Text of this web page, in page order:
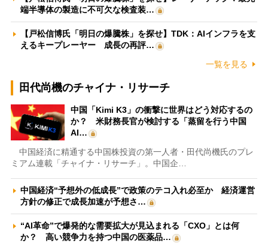
端半導体の製造に不可欠な検査装…
【戸松信博氏「明日の爆騰株」を探せ】TDK：AIインフラを支
えるキープレーヤー 成長の再評…
一覧を見る
田代尚機のチャイナ・リサーチ
中国「Kimi K3」の衝撃に世界はどう対応するの
か？ 米財務長官が検討する「蒸留を行う中国
AI…
中国経済に精通する中国株投資の第一人者・田代尚機氏のプレ
ミアム連載「チャイナ・リサーチ」。中国企…
中国経済“予想外の低成長”で政策のテコ入れ必至か 経済運営
方針の修正で成長加速が予想さ…
“AI革命”で爆発的な需要拡大が見込まれる「CXO」とは何
か？ 高い競争力を持つ中国の医薬品…